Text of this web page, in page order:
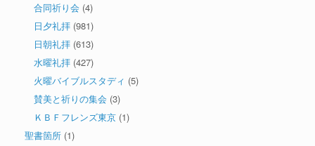
合同祈り会 (4)
日夕礼拝 (981)
日朝礼拝 (613)
水曜礼拝 (427)
火曜バイブルスタディ (5)
賛美と祈りの集会 (3)
ＫＢＦフレンズ東京 (1)
聖書箇所 (1)